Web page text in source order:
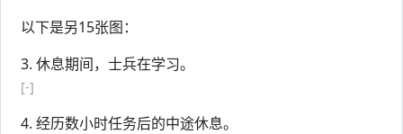
以下是另15张图：
3. 休息期间，士兵在学习。
[-]
4. 经历数小时任务后的中途休息。